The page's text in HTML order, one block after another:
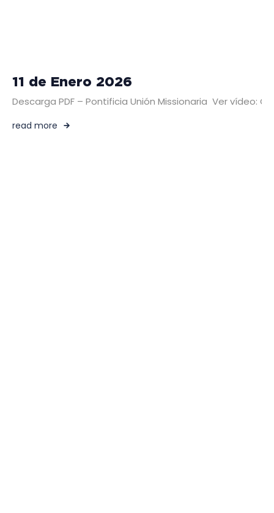
11 de Enero 2026
Descarga PDF – Pontificia Unión Missionaria Ver vídeo:
read more